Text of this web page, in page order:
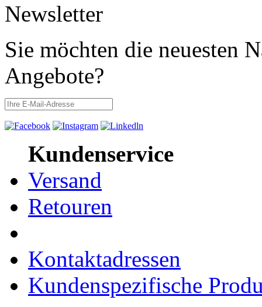
Newsletter
Sie möchten die neuesten
Angebote?
Kundenservice
Versand
Retouren
Kontaktadressen
Kundenspezifische